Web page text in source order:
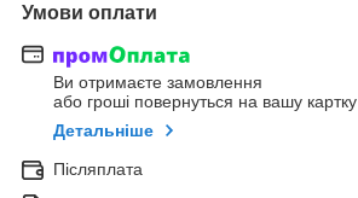
Умови оплати
Ви отримаєте замовлення
або гроші повернуться на вашу картку
Детальніше
Післяплата